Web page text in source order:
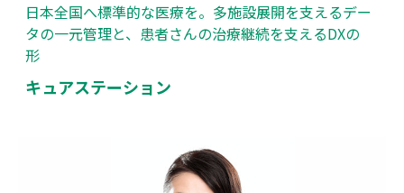
日本全国へ標準的な医療を。多施設展開を支えるデー
タの一元管理と、患者さんの治療継続を支えるDXの
形
キュアステーション